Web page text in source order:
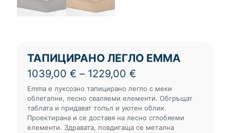
ТАПИЦИРАНО ЛЕГЛО EMMA
1039,00 € – 1229,00 €
1039,00 €
through
1229,00 €
Emma е луксозно тапицирано легло с меки
облегални, лесно сваляеми елементи. Обгръщат
таблата и придават топъл и уютен облик.
Проектирана и се доставя на лесно сглобяеми
елементи. Здравата, повдигаща се метална